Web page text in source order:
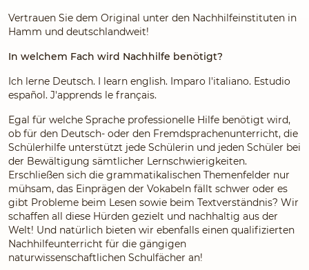
Vertrauen Sie dem Original unter den Nachhilfeinstituten in
Hamm und deutschlandweit!
In welchem Fach wird Nachhilfe benötigt?
Ich lerne Deutsch. I learn english. Imparo l'italiano. Estudio
español. J'apprends le français.
Egal für welche Sprache professionelle Hilfe benötigt wird,
ob für den Deutsch- oder den Fremdsprachenunterricht, die
Schülerhilfe unterstützt jede Schülerin und jeden Schüler bei
der Bewältigung sämtlicher Lernschwierigkeiten.
Erschließen sich die grammatikalischen Themenfelder nur
mühsam, das Einprägen der Vokabeln fällt schwer oder es
gibt Probleme beim Lesen sowie beim Textverständnis? Wir
schaffen all diese Hürden gezielt und nachhaltig aus der
Welt! Und natürlich bieten wir ebenfalls einen qualifizierten
Nachhilfeunterricht für die gängigen
naturwissenschaftlichen Schulfächer an!